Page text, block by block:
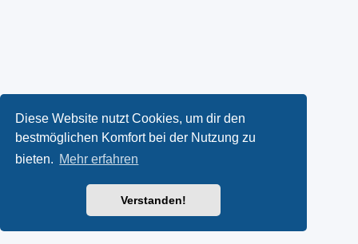
Diese Website nutzt Cookies, um dir den
bestmöglichen Komfort bei der Nutzung zu
bieten. Mehr erfahren
Verstanden!